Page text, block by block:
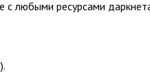
с любыми ресурсами